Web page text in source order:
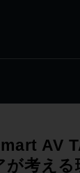
AV
が考え